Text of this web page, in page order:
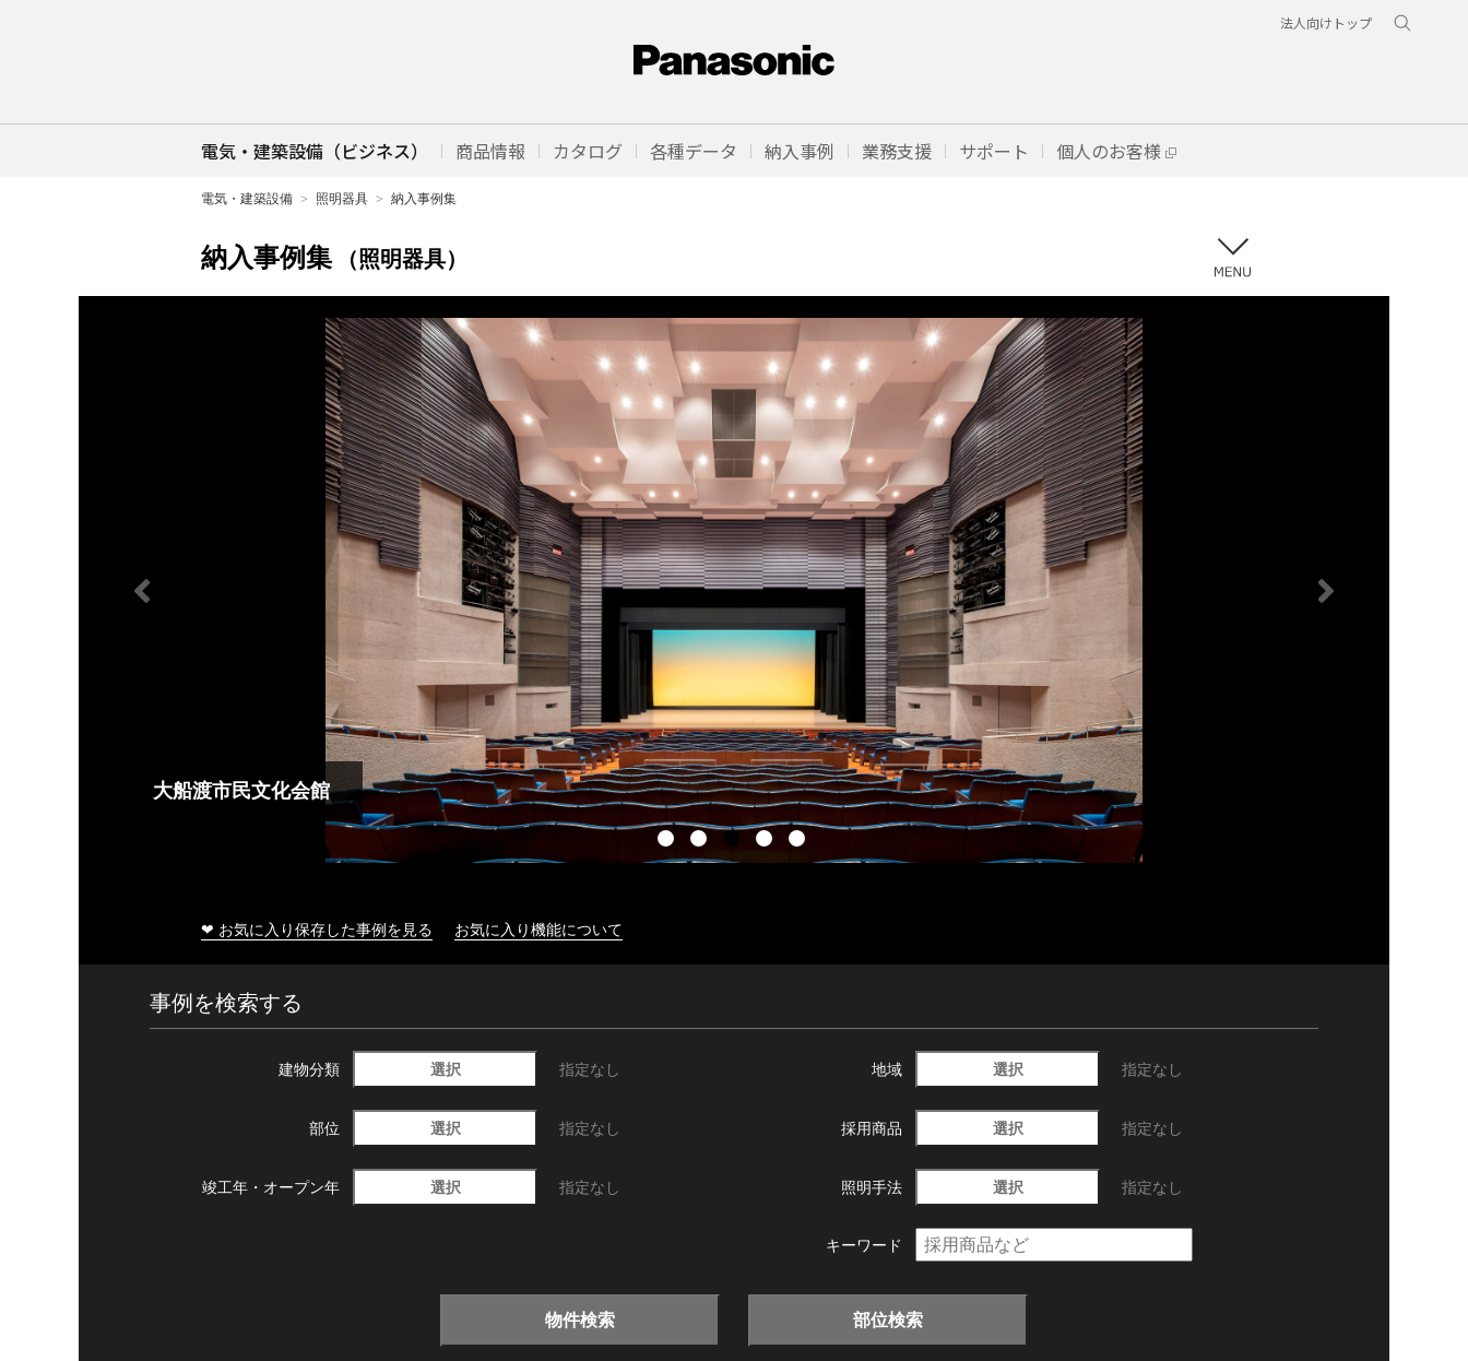
法人向けトップ
電気・建築設備（ビジネス） 商品情報 カタログ 各種データ 納入事例 業務支援 サポート 個人のお客様
電気・建築設備 照明器具 納入事例集
納入事例集 （照明器具）
大船渡市民文化会館
❤ お気に入り保存した事例を見る お気に入り機能について
事例を検索する
建物分類 選択 指定なし 地域 選択 指定なし
部位 選択 指定なし 採用商品 選択 指定なし
竣工年・ オープン年 選択 指定なし 照明手法 選択 指定なし
キーワード
物件検索 部位検索